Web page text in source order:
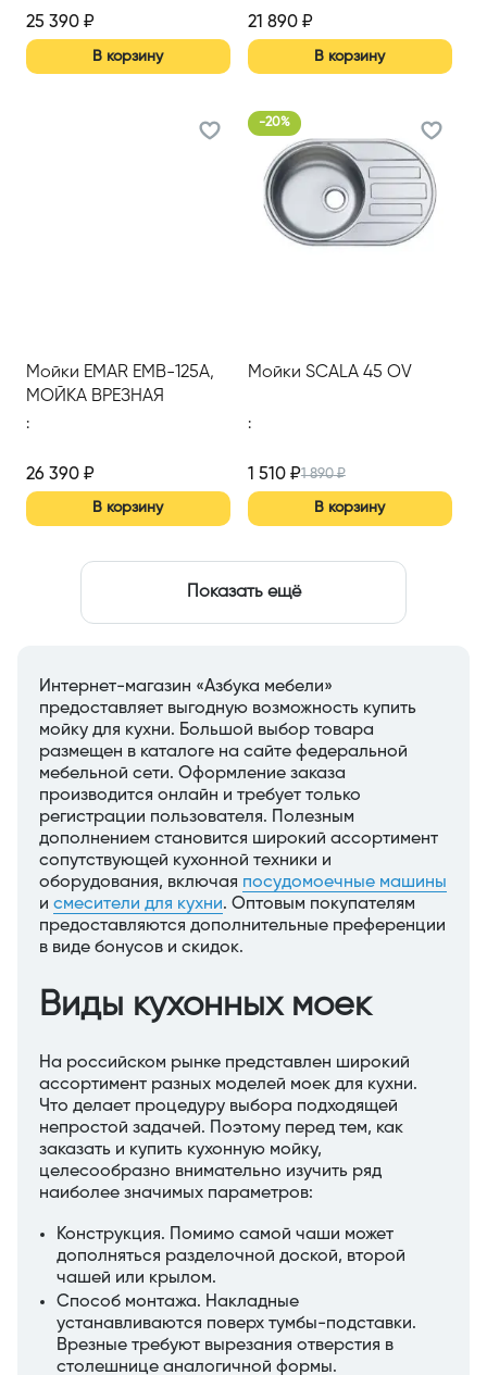
25 390 ₽
В корзину
21 890₽
В корзину
Мойки EMAR EMB-125А,
МОЙКА ВРЕЗНАЯ
740*500ММ
:
26 390 ₽
В корзину
-20%
Мойки SCALA 45 OV
:
1 510₽1 890₽
В корзину
Показать ещё
Интернет-магазин «Азбука мебели»
предоставляет выгодную возможность купить
мойку для кухни. Большой выбор товара
размещен в каталоге на сайте федеральной
мебельной сети. Оформление заказа
производится онлайн и требует только
регистрации пользователя. Полезным
дополнением становится широкий ассортимент
сопутствующей кухонной техники и
оборудования, включая посудомоечные машины
и смесители для кухни. Оптовым покупателям
предоставляются дополнительные преференции
в виде бонусов и скидок.
Виды кухонных моек
На российском рынке представлен широкий
ассортимент разных моделей моек для кухни.
Что делает процедуру выбора подходящей
непростой задачей. Поэтому перед тем, как
заказать и купить кухонную мойку,
целесообразно внимательно изучить ряд
наиболее значимых параметров:
Конструкция. Помимо самой чаши может
дополняться разделочной доской, второй
чашей или крылом.
Способ монтажа. Накладные
устанавливаются поверх тумбы-подставки.
Врезные требуют вырезания отверстия в
столешнице аналогичной формы.